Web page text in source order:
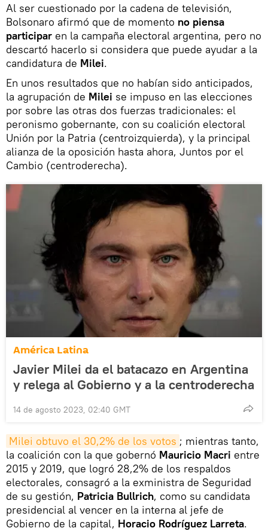
Al ser cuestionado por la cadena de televisión,
Bolsonaro afirmó que de momento no piensa
participar en la campaña electoral argentina, pero no
descartó hacerlo si considera que puede ayudar a la
candidatura de Milei.
En unos resultados que no habían sido anticipados,
la agrupación de Milei se impuso en las elecciones
por sobre las otras dos fuerzas tradicionales: el
peronismo gobernante, con su coalición electoral
Unión por la Patria (centroizquierda), y la principal
alianza de la oposición hasta ahora, Juntos por el
Cambio (centroderecha).
América Latina
Javier Milei da el batacazo en Argentina
y relega al Gobierno y a la centroderecha
14 de agosto 2023, 02:40 GMT
Milei obtuvo el 30,2% de los votos ; mientras tanto,
la coalición con la que gobernó Mauricio Macri entre
2015 y 2019, que logró 28,2% de los respaldos
electorales, consagró a la exministra de Seguridad
de su gestión, Patricia Bullrich, como su candidata
presidencial al vencer en la interna al jefe de
Gobierno de la capital, Horacio Rodríguez Larreta.